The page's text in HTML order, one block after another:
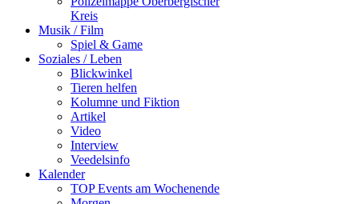
Kreis
Musik / Film
Spiel & Game
Soziales / Leben
Blickwinkel
Tieren helfen
Kolumne und Fiktion
Artikel
Video
Interview
Veedelsinfo
Kalender
TOP Events am Wochenende